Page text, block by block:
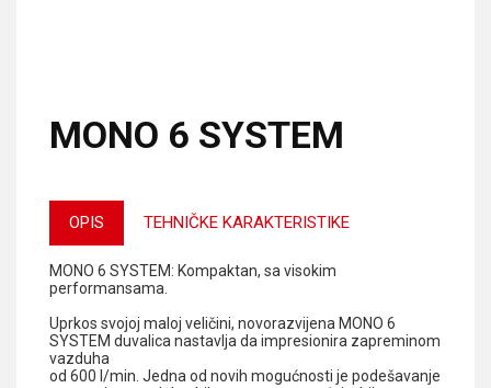
MONO 6 SYSTEM
OPIS TEHNIČKE KARAKTERISTIKE
MONO 6 SYSTEM: Kompaktan, sa visokim
performansama.
Uprkos svojoj maloj veličini, novorazvijena MONO 6
SYSTEM duvalica nastavlja da impresionira zapreminom
vazduha
od 600 l/min. Jedna od novih mogućnosti je podešavanje